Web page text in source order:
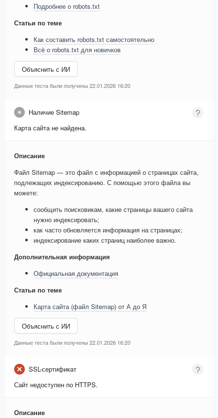
Подробнее о robots.txt
Статьи по теме
Как составить robots.txt самостоятельно
Всё о robots.txt для новичков
Объяснить с ИИ
Данные теста были получены 22.01.2026 16:20
Наличие Sitemap
Карта сайта не найдена.
Описание
Файл Sitemap — это файл с информацией о страницах сайта,
подлежащих индексированию. С помощью этого файла вы
можете:
сообщить поисковикам, какие страницы вашего сайта
нужно индексировать;
как часто обновляется информация на страницах;
индексирование каких страниц наиболее важно.
Дополнительная информация
Официальная документация
Статьи по теме
Карта сайта (файл Sitemap) от А до Я
Объяснить с ИИ
Данные теста были получены 22.01.2026 16:20
SSL-сертификат
Сайт недоступен по HTTPS.
Описание